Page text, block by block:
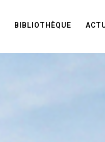
BIBLIOTHÈQUE